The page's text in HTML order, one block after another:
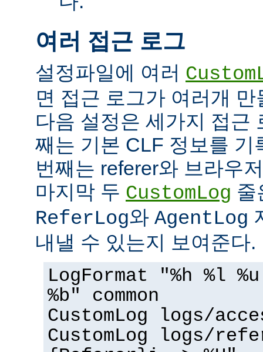
여러 접근 로그
설정파일에 여러
면 접근 로그가 여러개
다음 설정은 세가지 접근
째는 기본 CLF 정보를 기
번째는 referer와 브라우
마지막 두 CustomLog 줄
ReferLog와 AgentLog
내낼 수 있는지 보여준다.
LogFormat "%h %l
%b" common
CustomLog logs/
CustomLog logs/